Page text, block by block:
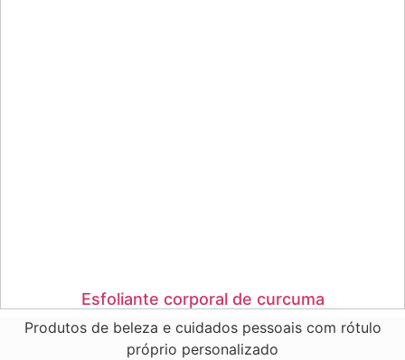
Esfoliante corporal de curcuma
Produtos de beleza e cuidados pessoais com rótulo
próprio personalizado